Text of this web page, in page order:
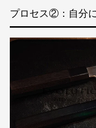
プロセス②：自分